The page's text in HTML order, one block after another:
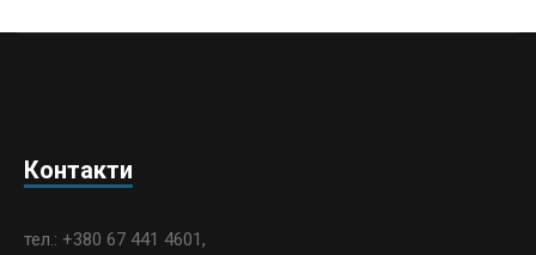
Контакти
тел.: +380 67 441 4601,